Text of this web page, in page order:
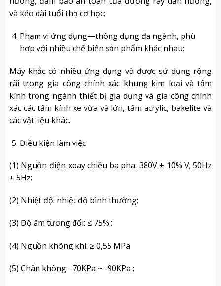
và kéo dài tuổi thọ cơ học;
Phạm vi ứng dụng—thông dụng đa ngành, phù
hợp với nhiều chế biến sản phẩm khác nhau:
Máy khắc có nhiều ứng dụng và được sử dụng rộng
rãi trong gia công chính xác khung kim loại và tấm
kính trong ngành thiết bị gia dụng và gia công chính
xác các tấm kính xe vừa và lớn, tấm acrylic, bakelite và
các vật liệu khác.
Điều kiện làm việc
(1) Nguồn điện xoay chiều ba pha: 380V ± 10% V; 50Hz
± 5Hz;
(2) Nhiệt độ: nhiệt độ bình thường;
(3) Độ ẩm tương đối: ≤ 75% ;
(4) Nguồn không khí: ≥ 0,55 MPa
(5) Chân không: -70KPa ~ -90KPa ;